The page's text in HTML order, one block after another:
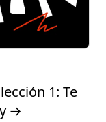
1: Te
→